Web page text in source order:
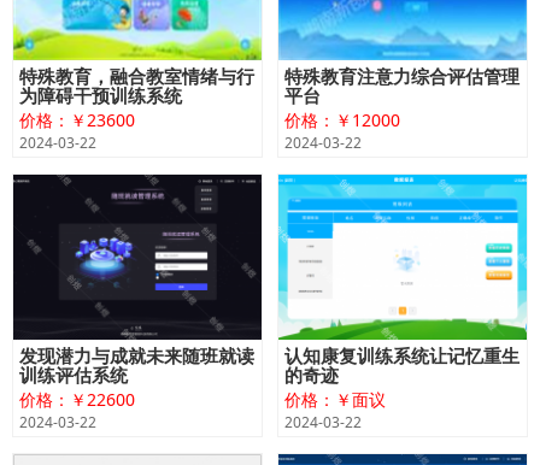
特殊教育，融合教室情绪与行
为障碍干预训练系统
价格：￥23600
2024-03-22
特殊教育注意力综合评估管理
平台
价格：￥12000
2024-03-22
发现潜力与成就未来随班就读
训练评估系统
价格：￥22600
2024-03-22
认知康复训练系统让记忆重生
的奇迹
价格：￥面议
2024-03-22